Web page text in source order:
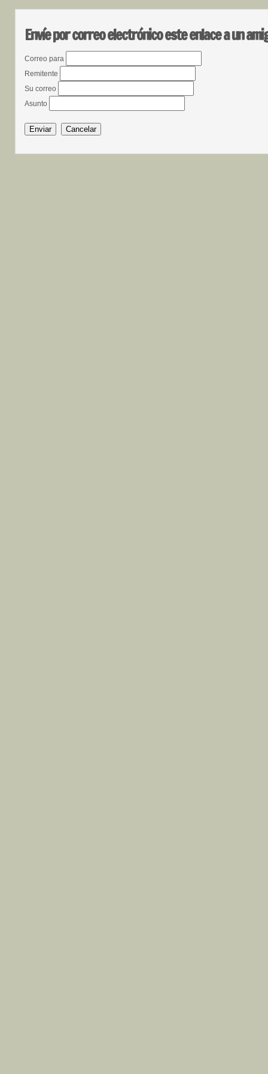
Envíe por correo electrónico este enlace a un
Correo para
Remitente
Su correo
Asunto
Enviar Cancelar